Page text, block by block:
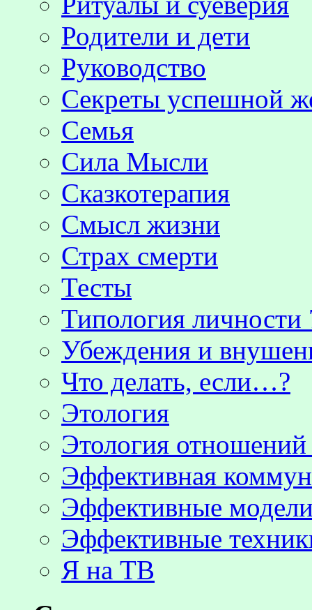
Родители и дети
Руководство
Секреты успешной
Семья
Сила Мысли
Сказкотерапия
Смысл жизни
Страх смерти
Тесты
Типология личности
Убеждения и
Что делать, если…?
Этология
Этология
Эффективная
Эффективные
Эффективные
Я на ТВ